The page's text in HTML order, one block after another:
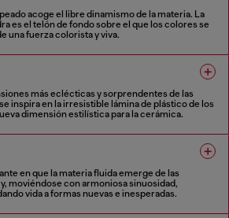
acoge el libre dinamismo de la materia. La
es el telón de fondo sobre el que los colores se
una fuerza colorista y viva.
más eclécticas y sorprendentes de las
inspira en la irresistible lámina de plástico de los
dimensión estilística para la cerámica.
en que la materia fluida emerge de las
moviéndose con armoniosa sinuosidad,
vida a formas nuevas e inesperadas.